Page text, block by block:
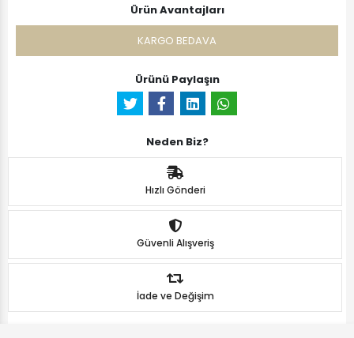
Ürün Avantajları
KARGO BEDAVA
Ürünü Paylaşın
Neden Biz?
Hızlı Gönderi
Güvenli Alışveriş
İade ve Değişim